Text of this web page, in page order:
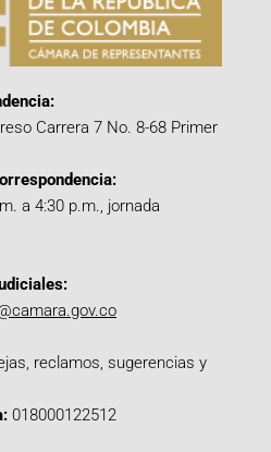
Carrera 7 No. 8-68 Primer
a 4:30 p.m., jornada
reclamos, sugerencias y
018000122512